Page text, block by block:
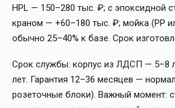
HPL — 150–280 тыс. ₽; с эпоксидной
краном — +60–180 тыс. ₽; мойка (PP
обычно 25–40% к базе. Срок
Срок службы: корпус из ЛДСП — 5–8
лет. Гарантия 12–36 месяцев —
розеточные блоки). Важный момент: